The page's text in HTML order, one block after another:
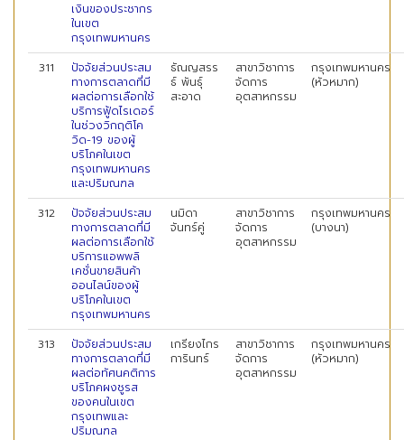
เงินของประชากร
ในเขต
กรุงเทพมหานคร
311
ปัจจัยส่วนประสม
ทางการตลาดที่มี
ผลต่อการเลือกใช้
บริการฟู้ดไรเดอร์
ในช่วงวิกฤติโค
วิด-19 ของผู้
บริโภคในเขต
กรุงเทพมหานคร
และปริมณฑล
ธัณญสรร
ธ์ พันธุ์
สะอาด
สาขาวิชาการ
จัดการ
อุตสาหกรรม
กรุงเทพมหานคร
(หัวหมาก)
312
ปัจจัยส่วนประสม
ทางการตลาดที่มี
ผลต่อการเลือกใช้
บริการแอพพลิ
เคชั่นขายสินค้า
ออนไลน์ของผู้
บริโภคในเขต
กรุงเทพมหานคร
นมิดา
จันทร์คู่
สาขาวิชาการ
จัดการ
อุตสาหกรรม
กรุงเทพมหานคร
(บางนา)
313
ปัจจัยส่วนประสม
ทางการตลาดที่มี
ผลต่อทัศนคติการ
บริโภคผงชูรส
ของคนในเขต
กรุงเทพและ
ปริมณฑล
เกรียงไกร
การินทร์
สาขาวิชาการ
จัดการ
อุตสาหกรรม
กรุงเทพมหานคร
(หัวหมาก)